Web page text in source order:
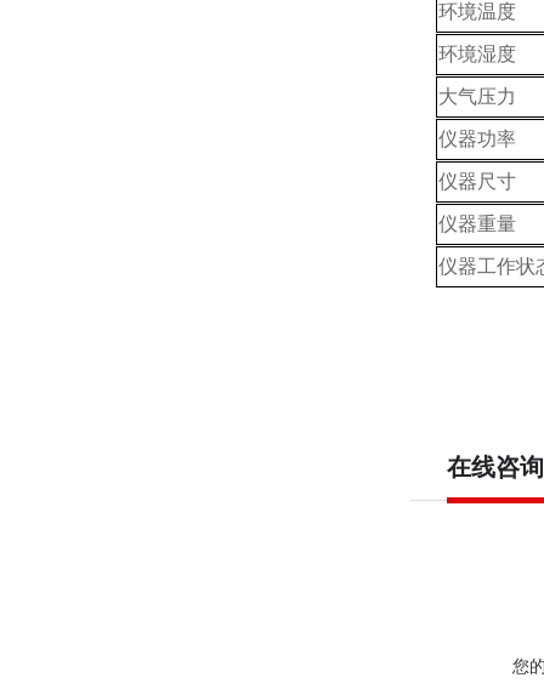
环境温度
环境湿度
大气压力
仪器功率
仪器尺寸
仪器重量
仪器工作状
在线咨询
您